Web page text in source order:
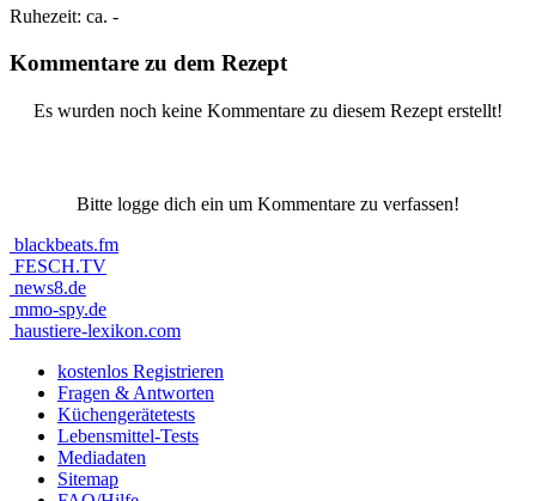
Ruhezeit: ca. -
Kommentare zu dem Rezept
Es wurden noch keine Kommentare zu diesem Rezept erstellt!
Bitte logge dich ein um Kommentare zu verfassen!
blackbeats.fm
FESCH.TV
news8.de
mmo-spy.de
haustiere-lexikon.com
kostenlos Registrieren
Fragen & Antworten
Küchengerätetests
Lebensmittel-Tests
Mediadaten
Sitemap